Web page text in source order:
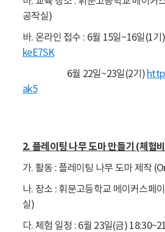
공작실)
바. 온라인 접수 : 6월 15일~16일(1기)
keE7SK
6월 22일~23일(2기)
ak5
2. 플레이팅 나무 도마 만들기 (체험
가. 활동 : 플레이팅 나무 도마 제작
나. 장소 : 휘문고등학교 메이커스페
실)
다. 체험 일정 : 6월 23일(금)